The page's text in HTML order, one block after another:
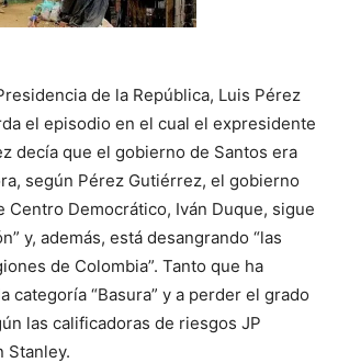
de la República, Luis Pérez
el episodio en el cual el expresidente
decía que el gobierno de Santos era
según Pérez Gutiérrez, el gobierno
Centro Democrático, Iván Duque, sigue
y, además, está desangrando “las
de Colombia”. Tanto que ha
categoría “Basura” y a perder el grado
las calificadoras de riesgos JP
Stanley.